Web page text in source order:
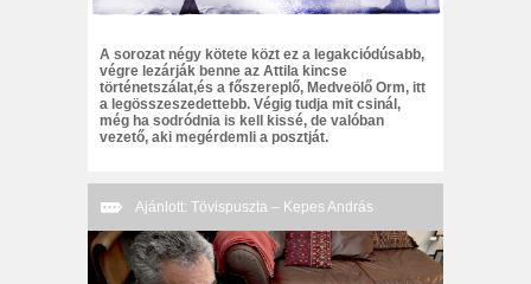
A sorozat négy kötete közt ez a legakciódúsabb,
végre lezárják benne az Attila kincse
történetszálat,és a főszereplő, Medveölő Orm, itt
a legösszeszedettebb. Végig tudja mit csinál,
még ha sodródnia is kell kissé, de valóban
vezető, aki megérdemli a posztját.
Ajánlott: Tövispuszta – Kepes András